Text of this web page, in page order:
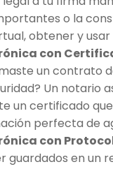
o la
obtener y
con
un contrato
Un notario
un certificado
perfecta de
con
guardados en un